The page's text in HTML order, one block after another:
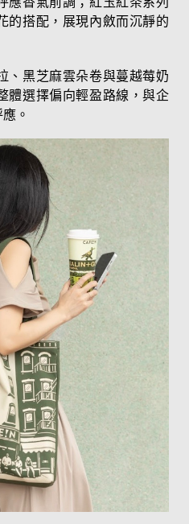
的搭配，展現內斂而沉靜的
、黑芝麻雲朵卷與蔓越莓奶
體選擇偏向輕盈路線，與企
。